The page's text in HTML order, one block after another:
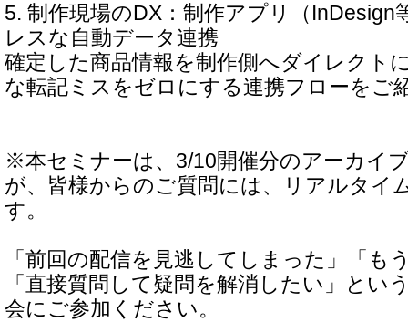
5. 制作現場のDX：制作アプリ（InDesign
レスな自動データ連携
確定した商品情報を制作側へダイレクト
な転記ミスをゼロにする連携フローをご
※本セミナーは、3/10開催分のアーカイ
が、皆様からのご質問には、リアルタイ
す。
「前回の配信を見逃してしまった」「も
「直接質問して疑問を解消したい」とい
会にご参加ください。